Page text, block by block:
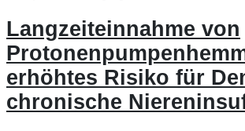
Langzeiteinnahme von
erhöhtes Risiko für
chronische